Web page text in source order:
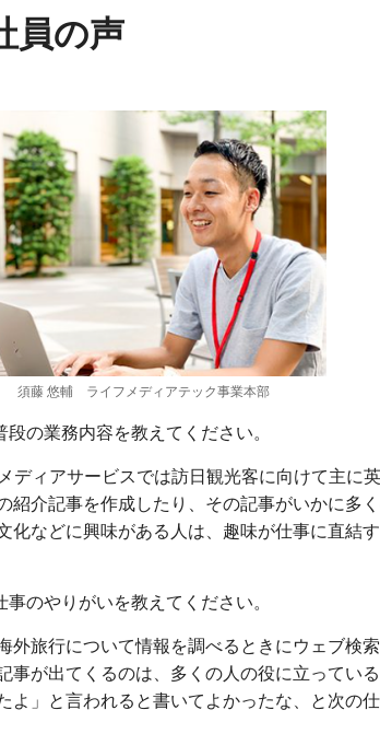
員の声
須藤 悠輔 ライフメディアテック事業本部
段の業務内容を教えてください。
ディアサービスでは訪日観光客に向けて主に
紹介記事を作成したり、その記事がいかに多
化などに興味がある人は、趣味が仕事に直結
事のやりがいを教えてください。
外旅行について情報を調べるときにウェブ検
事が出てくるのは、多くの人の役に立ってい
よ」と言われると書いてよかったな、と次の